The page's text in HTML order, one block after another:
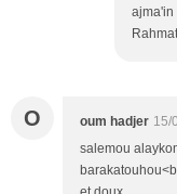
ajma'in
O oum hadjer 15/
salemou